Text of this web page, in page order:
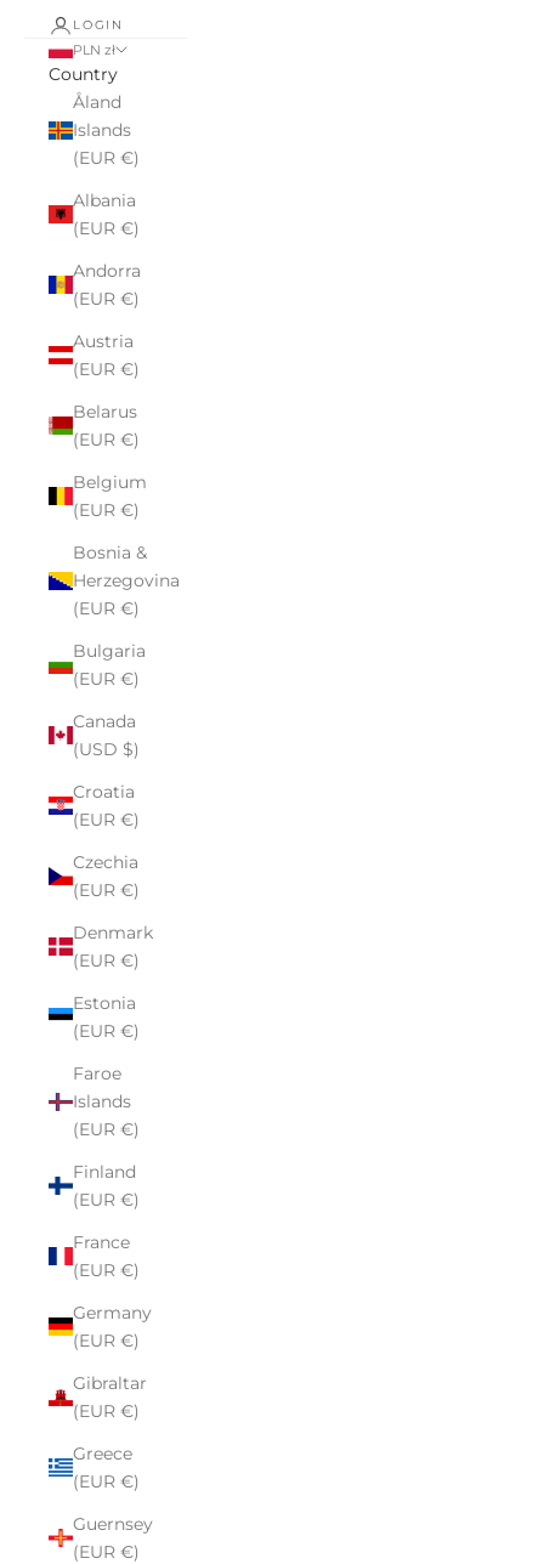
LOGIN
PLN zł
Country
Åland
Islands
(EUR €)
Albania
(EUR €)
Andorra
(EUR €)
Austria
(EUR €)
Belarus
(EUR €)
Belgium
(EUR €)
Bosnia &
Herzegovina
(EUR €)
Bulgaria
(EUR €)
Canada
(USD $)
Croatia
(EUR €)
Czechia
(EUR €)
Denmark
(EUR €)
Estonia
(EUR €)
Faroe
Islands
(EUR €)
Finland
(EUR €)
France
(EUR €)
Germany
(EUR €)
Gibraltar
(EUR €)
Greece
(EUR €)
Guernsey
(EUR €)